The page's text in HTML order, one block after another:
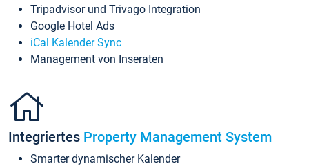
Tripadvisor und Trivago Integration
Google Hotel Ads
iCal Kalender Sync
Management von Inseraten
Integriertes Property Management System
Smarter dynamischer Kalender